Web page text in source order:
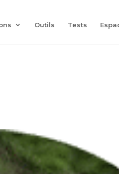
Outils Tests